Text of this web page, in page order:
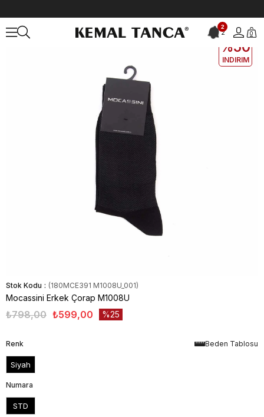
2
2 0
2. ÜRÜNE
%50
INDIRIM
Stok Kodu (180MCE391 M1008U_001)
Mocassini Erkek Çorap M1008U
₺798,00 ₺599,00 25
Beden Tablosu
Renk
Siyah
Numara
STD